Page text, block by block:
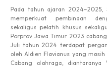
Pada tahun ajaran 2024–2025,
memperkuat
pembinaan
sekaligus pelatih khusus
Porprov Jawa Timur 2023
Juli tahun 2024 terdapat
oleh Aldien Flavianus yang
Cabang olahraga, diantaranya